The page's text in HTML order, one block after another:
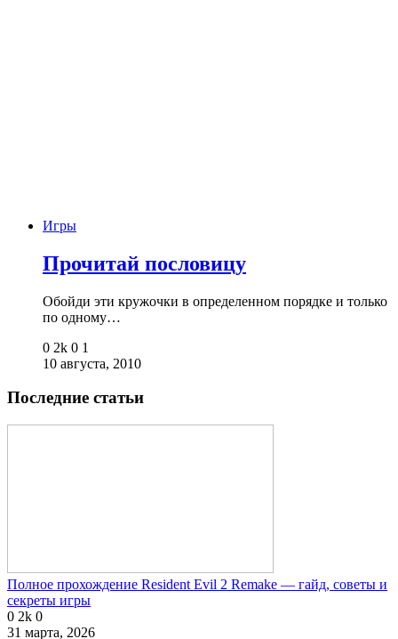
Игры
Прочитай пословицу
Обойди эти кружочки в определенном порядке и только
по одному…
0 2k 0 1
10 августа, 2010
Последние статьи
Полное прохождение Resident Evil 2 Remake — гайд, советы и
секреты игры
0 2k 0
31 марта, 2026